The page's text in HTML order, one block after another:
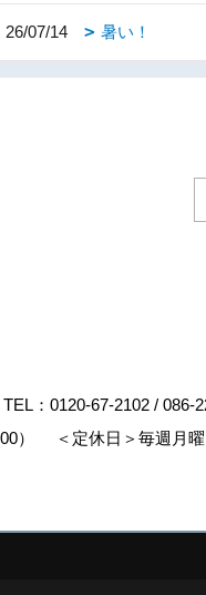
26/07/14 暑い！
TEL： 0120-67-2102 / 086-
00）
＜定休日＞毎週月